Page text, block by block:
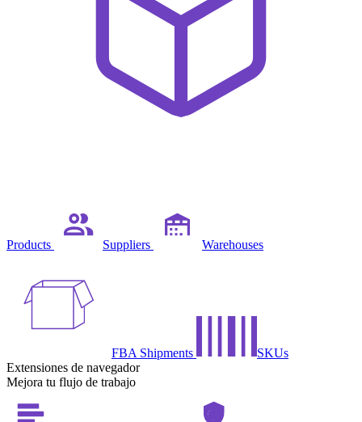
Products Suppliers Warehouses
FBA Shipments
SKUs
Extensiones de navegador
Mejora tu flujo de trabajo